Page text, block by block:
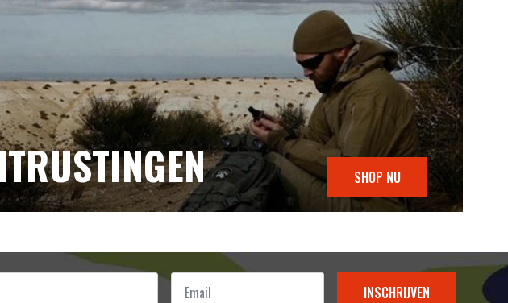
SHOP NU
Email
INSCHRIJVEN